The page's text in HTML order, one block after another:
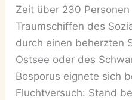
Zeit über 230
Traumschiffen des
durch einen beherzten
Ostsee oder des
Bosporus eignete sich
Fluchtversuch: Stand